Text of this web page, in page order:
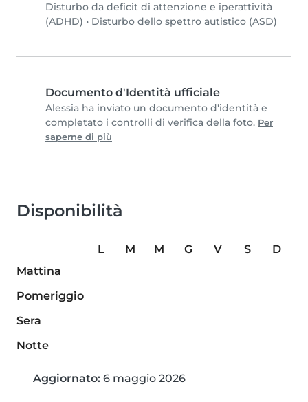
Disturbo da deficit di attenzione e iperattività
(ADHD) • Disturbo dello spettro autistico (ASD)
Documento d'Identità ufficiale
Alessia ha inviato un documento d'identità e
completato i controlli di verifica della foto. Per
saperne di più
Disponibilità
L M M G V S
D
Mattina
Pomeriggio
Sera
Notte
Aggiornato: 6 maggio 2026